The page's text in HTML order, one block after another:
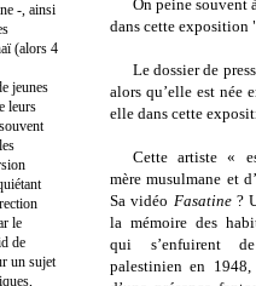
On peine souvent
dans cette exposition
Le dossier de
alors qu’elle est née
elle dans cette
Cette artiste «
mère musulmane et
Sa vidéo Fasatine ?
la mémoire des
qui s’enfuirent
palestinien en
-, ainsi
(alors 4
jeunes
leurs
le
de
un sujet